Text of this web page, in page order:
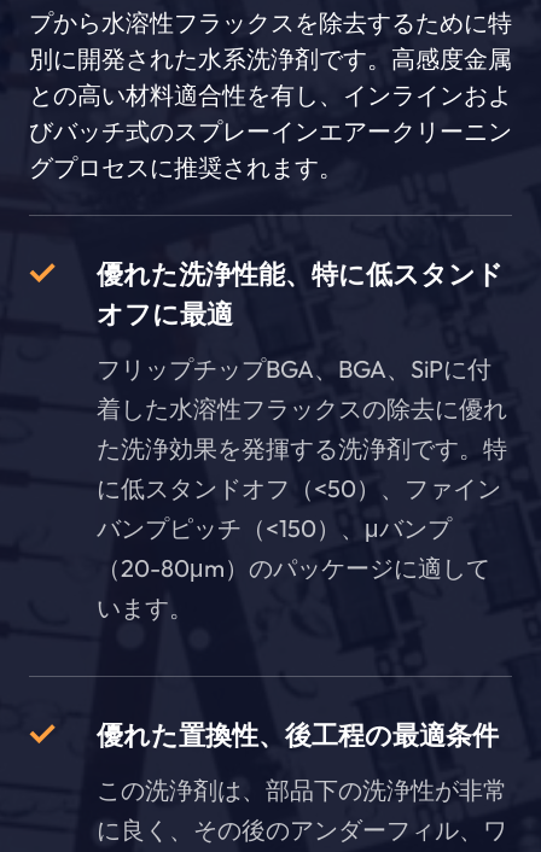
プから水溶性フラックスを除去するために特
別に開発された水系洗浄剤です。高感度金属
との高い材料適合性を有し、インラインおよ
びバッチ式のスプレーインエアークリーニン
グプロセスに推奨されます。
優れた洗浄性能、特に低スタンド
オフに最適
フリップチップBGA、BGA、SiPに付
着した水溶性フラックスの除去に優れ
た洗浄効果を発揮する洗浄剤です。特
に低スタンドオフ（<50）、ファイン
バンプピッチ（<150）、μバンプ
（20-80μm）のパッケージに適して
います。
優れた置換性、後工程の最適条件
この洗浄剤は、部品下の洗浄性が非常
に良く、その後のアンダーフィル、ワ